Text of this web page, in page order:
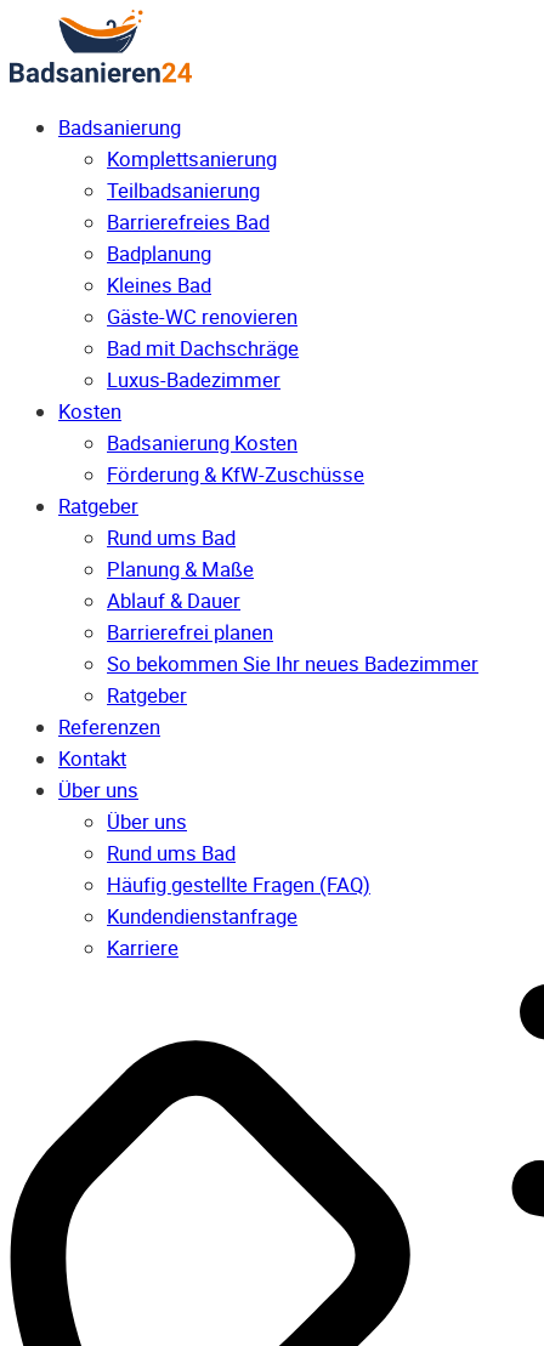
Badsanierung
Komplettsanierung
Teilbadsanierung
Barrierefreies Bad
Badplanung
Kleines Bad
Gäste-WC renovieren
Bad mit Dachschräge
Luxus-Badezimmer
Kosten
Badsanierung Kosten
Förderung & KfW-Zuschüsse
Ratgeber
Rund ums Bad
Planung & Maße
Ablauf & Dauer
Barrierefrei planen
So bekommen Sie Ihr neues Badezimmer
Ratgeber
Referenzen
Kontakt
Über uns
Über uns
Rund ums Bad
Häufig gestellte Fragen (FAQ)
Kunden­dienst­anfrage
Karriere